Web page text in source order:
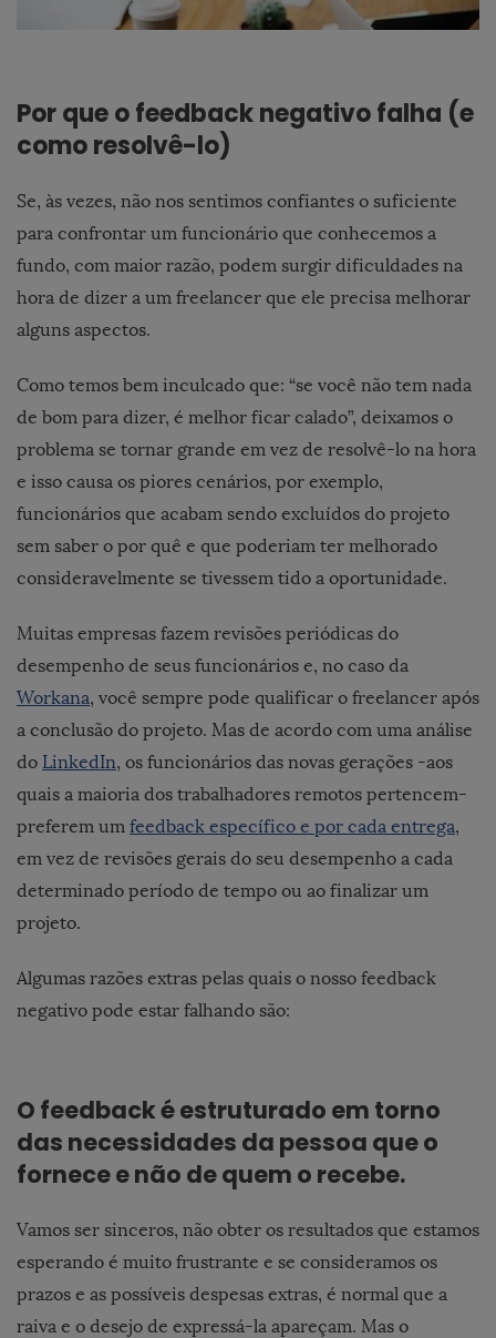
Por que o feedback negativo falha (e
como resolvê-lo)
Se, às vezes, não nos sentimos confiantes o suficiente
para confrontar um funcionário que conhecemos a
fundo, com maior razão, podem surgir dificuldades na
hora de dizer a um freelancer que ele precisa melhorar
alguns aspectos.
Como temos bem inculcado que: “se você não tem nada
de bom para dizer, é melhor ficar calado”, deixamos o
problema se tornar grande em vez de resolvê-lo na hora
e isso causa os piores cenários, por exemplo,
funcionários que acabam sendo excluídos do projeto
sem saber o por quê e que poderiam ter melhorado
consideravelmente se tivessem tido a oportunidade.
Muitas empresas fazem revisões periódicas do
desempenho de seus funcionários e, no caso da
Workana, você sempre pode qualificar o freelancer após
a conclusão do projeto. Mas de acordo com uma análise
do LinkedIn, os funcionários das novas gerações -aos
quais a maioria dos trabalhadores remotos pertencem-
preferem um feedback específico e por cada entrega,
em vez de revisões gerais do seu desempenho a cada
determinado período de tempo ou ao finalizar um
projeto.
Algumas razões extras pelas quais o nosso feedback
negativo pode estar falhando são:
O feedback é estruturado em torno
das necessidades da pessoa que o
fornece e não de quem o recebe.
Vamos ser sinceros, não obter os resultados que estamos
esperando é muito frustrante e se consideramos os
prazos e as possíveis despesas extras, é normal que a
raiva e o desejo de expressá-la apareçam. Mas o